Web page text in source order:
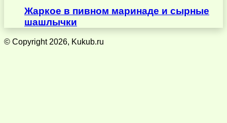
Жаркое в пивном маринаде и сырные
шашлычки
© Copyright 2026, Kukub.ru